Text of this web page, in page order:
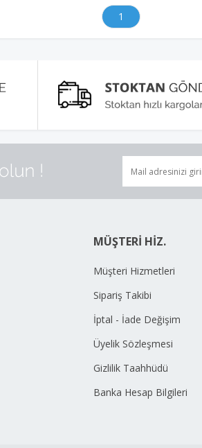
1
MÜŞTERİ HİZ.
Müşteri Hizmetleri
Sipariş Takibi
İptal - İade Değişim
Üyelik Sözleşmesi
Gizlilik Taahhüdü
Banka Hesap Bilgileri